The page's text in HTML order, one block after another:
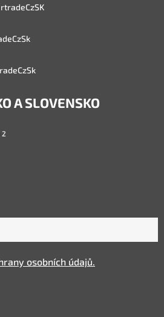
A SLOVENSKO
2
osobních údajů.